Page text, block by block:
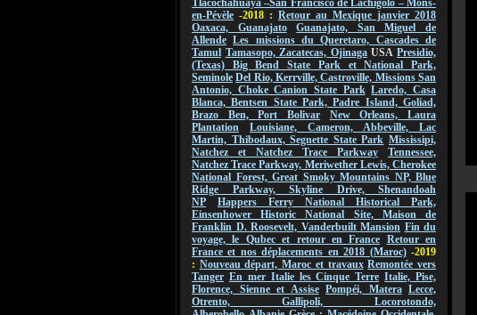
Tlacochahuaya –San Francisco de Lachigolo – Mons-
en-Pévèle -2018 : Retour au Mexique janvier 2018
Oaxaca, Guanajato
Guanajato, San Miguel de
Allende Les missions du Queretaro, Cascades de
Tamul Tamasopo, Zacatecas, OjinagaUSAPresidio,
(Texas) Big Bend State Park et National Park,
Seminole Del Rio, Kerrville, Castroville, Missions San
Antonio, Choke Canion State Park Laredo, Casa
Blanca, Bentsen State Park, Padre Island, Goliad,
Brazo Ben, Port Bolivar
New Orleans, Laura
Plantation
Louisiane, Cameron, Abbeville, Lac
Martin, Thibodaux, Segnette State Park Mississipi,
Natchez et Natchez Trace Parkway
Tennessee,
Natchez Trace Parkway, Meriwether Lewis, Cherokee
National Forest, Great Smoky Mountains NP, Blue
Ridge Parkway, Skyline Drive, Shenandoah
NP
Happers Ferry National Historical Park,
Einsenhower Historic National Site, Maison de
Franklin D. Roosevelt, Vanderbuilt Mansion Fin du
voyage, le Qubec et retour en France Retour en
France et nos déplacements en 2018 (Maroc) -2019
: Nouveau départ, Maroc et travaux Remontée vers
Tanger En mer Italie les Cinque Terre Italie, Pise,
Florence, Sienne et Assise Pompéi, Matera Lecce,
Otrento, Gallipoli, Locorotondo,